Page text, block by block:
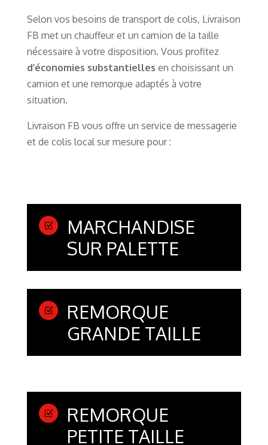
Selon vos besoins de transport de colis, Livraison
FB met un chauffeur et un camion de la taille
nécessaire à votre disposition. Vous profitez
d’économies substantielles en choisissant un
camion et une remorque adaptés à votre
situation.
Livraison FB vous offre un service de messagerie
et de colis local sur mesure pour :
Z
MARCHANDISE
SUR PALETTE
Z
REMORQUE
GRANDE TAILLE
Z
REMORQUE
PETITE TAILLE